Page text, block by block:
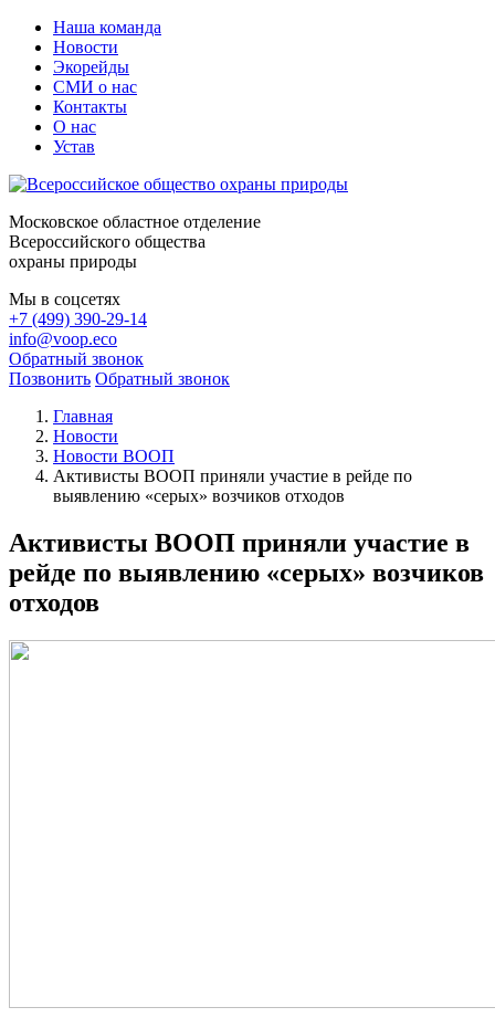
Наша команда
Новости
Экорейды
СМИ о нас
Контакты
О нас
Устав
Московское областное отделение
Всероссийского общества
охраны природы
Мы в соцсетях
+7 (499) 390-29-14
info@voop.eco
Обратный звонок
Позвонить Обратный звонок
Главная
Новости
Новости ВООП
Активисты ВООП приняли участие в рейде по
выявлению «серых» возчиков отходов
Активисты ВООП приняли участие в
рейде по выявлению «серых» возчиков
отходов